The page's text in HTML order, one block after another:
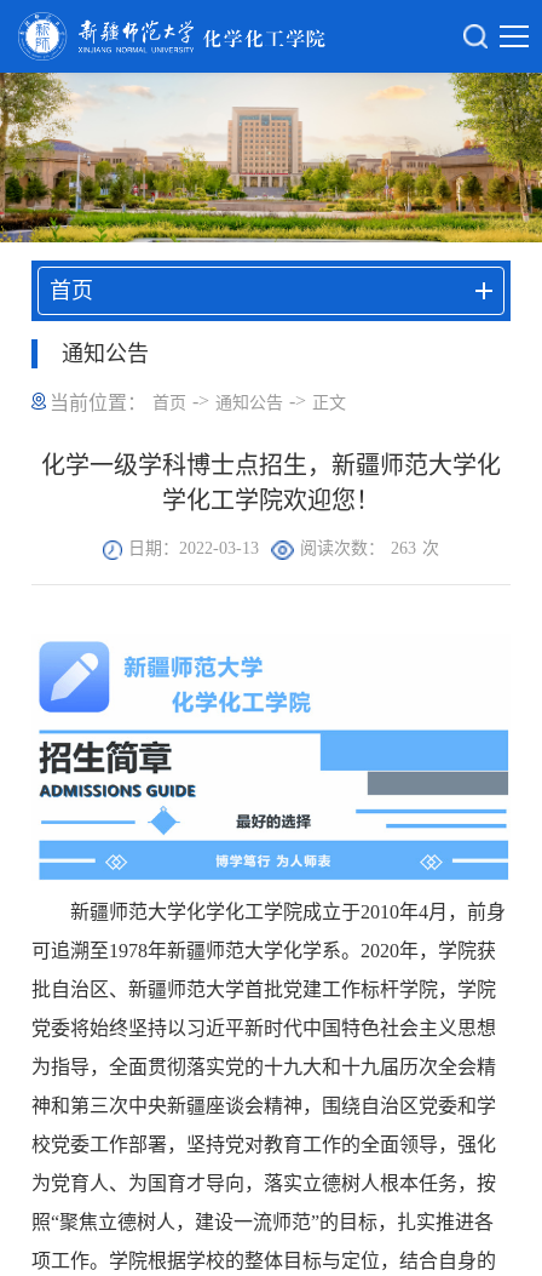
首页
通知公告
当前位置： 首页 -> 通知公告 -> 正文
化学一级学科博士点招生，新疆师范大学化
学化工学院欢迎您！
日期：2022-03-13 阅读次数： 263 次
新疆师范大学化学化工学院成立于2010年4月，前身
可追溯至1978年新疆师范大学化学系。2020年，学院获
批自治区、新疆师范大学首批党建工作标杆学院，学院
党委将始终坚持以习近平新时代中国特色社会主义思想
为指导，全面贯彻落实党的十九大和十九届历次全会精
神和第三次中央新疆座谈会精神，围绕自治区党委和学
校党委工作部署，坚持党对教育工作的全面领导，强化
为党育人、为国育才导向，落实立德树人根本任务，按
照“聚焦立德树人，建设一流师范”的目标，扎实推进各
项工作。学院根据学校的整体目标与定位，结合自身的